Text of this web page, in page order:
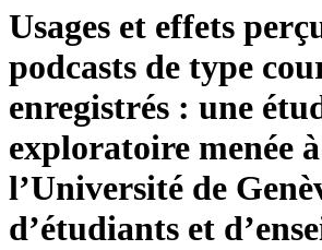
Usages et effets
podcasts de type
enregistrés : une
exploratoire menée à
l’Université de
d’étudiants et